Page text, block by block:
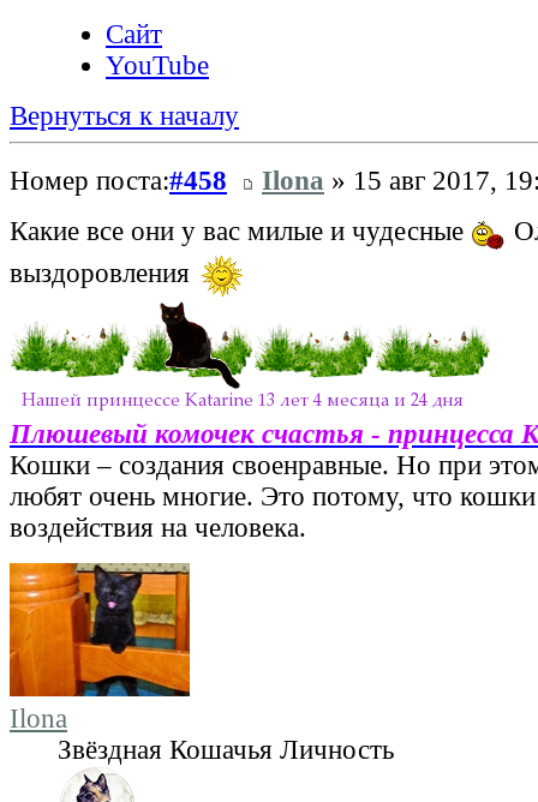
Сайт
YouTube
Вернуться к началу
Номер поста:#458 Ilona » 15 авг 2017,
Какие все они у вас милые и чудесные
выздоровления
Плюшевый комочек счастья - принцесса
Кошки – создания своенравные. Но при
любят очень многие. Это потому, что кошки
воздействия на человека.
Ilona
Звёздная Кошачья Личность